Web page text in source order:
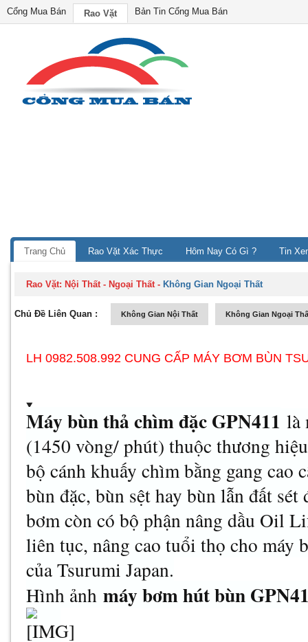
Cổng Mua Bán Rao Vặt Bản Tin Cổng Mua Bán
Trang Chủ Rao Vặt Xác Thực Hôm Nay Có Gì ? Tin
Rao Vặt: Nội Thất - Ngoại Thất- Không Gian Ngoại Thất
Chủ Đề Liên Quan : Không Gian Nội Thất Không Gian Ngoại
LH 0982.508.992 CUNG CẤP MÁY BƠM BÙN
Máy bùn thả chìm đặc GPN411 là
(1450 vòng/ phút) thuộc thương
bộ cánh khuấy chìm bằng gang cao
bùn đặc, bùn sệt hay bùn lẫn đất
bơm còn có bộ phận nâng dầu Oil
liên tục, nâng cao tuổi thọ cho
của Tsurumi Japan.
Hình ảnhmáy bơm hút bùn